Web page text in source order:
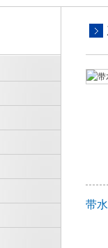
带